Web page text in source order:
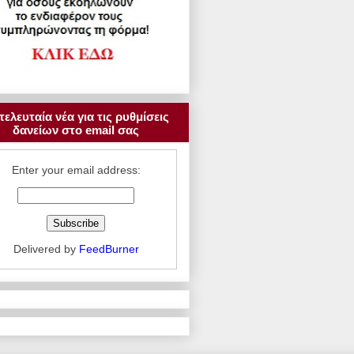
νέα για τις ρυθμίσεις
δανείων στο email σας
Enter your email address:
Delivered by FeedBurner